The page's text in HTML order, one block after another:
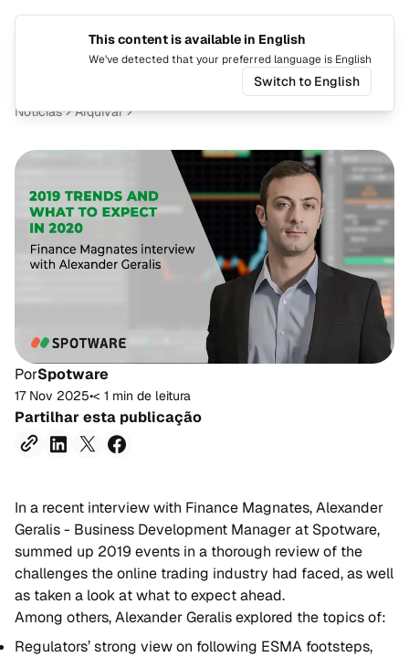
Notícias Arquivar
PorSpotware
17 Nov 2025•< 1 min de leitura
Partilhar esta publicação
In a recent interview with Finance Magnates, Alexander
Geralis - Business Development Manager at Spotware,
summed up 2019 events in a thorough review of the
challenges the online trading industry had faced, as well
as taken a look at what to expect ahead.
Among others, Alexander Geralis explored the topics of:
Regulators’ strong view on following ESMA footsteps,
This content is available in English
We've detected that your preferred language is English
Switch to English